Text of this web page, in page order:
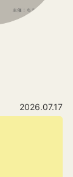
2026.07.17